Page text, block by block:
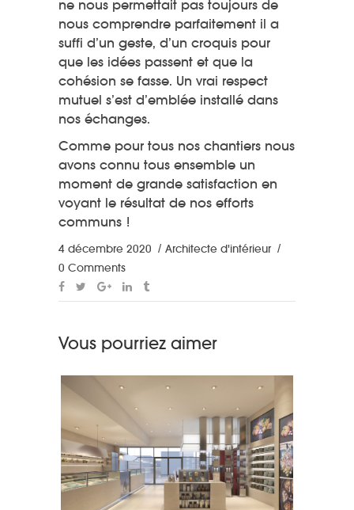
ne nous permettait pas toujours de
nous comprendre parfaitement il a
suffi d’un geste, d’un croquis pour
que les idées passent et que la
cohésion se fasse. Un vrai respect
mutuel s’est d’emblée installé dans
nos échanges.
Comme pour tous nos chantiers nous
avons connu tous ensemble un
moment de grande satisfaction en
voyant le résultat de nos efforts
communs !
4 décembre 2020
Architecte d'intérieur
0 Comments
Vous pourriez aimer